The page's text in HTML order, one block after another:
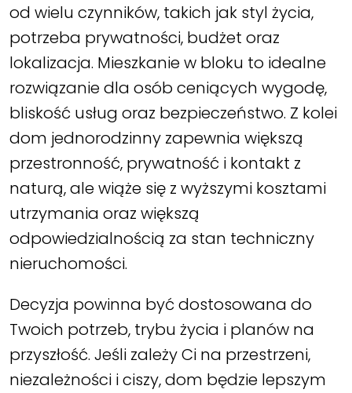
od wielu czynników, takich jak styl życia,
potrzeba prywatności, budżet oraz
lokalizacja. Mieszkanie w bloku to idealne
rozwiązanie dla osób ceniących wygodę,
bliskość usług oraz bezpieczeństwo. Z kolei
dom jednorodzinny zapewnia większą
przestronność, prywatność i kontakt z
naturą, ale wiąże się z wyższymi kosztami
utrzymania oraz większą
odpowiedzialnością za stan techniczny
nieruchomości.
Decyzja powinna być dostosowana do
Twoich potrzeb, trybu życia i planów na
przyszłość. Jeśli zależy Ci na przestrzeni,
niezależności i ciszy, dom będzie lepszym